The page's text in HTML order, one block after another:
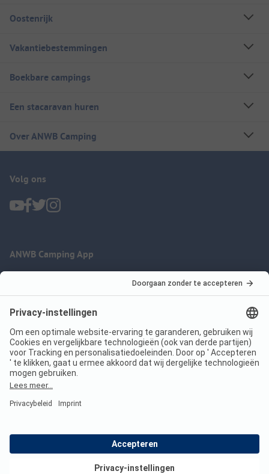
Oostenrijk
Vakantiebestemmingen
Boekbare campings
Een stacaravan huren
Over ANWB Camping
Volg ons
ANWB Camping App
Imprint
Jouw privacy
Voorwaarden
Wet digitale diensten